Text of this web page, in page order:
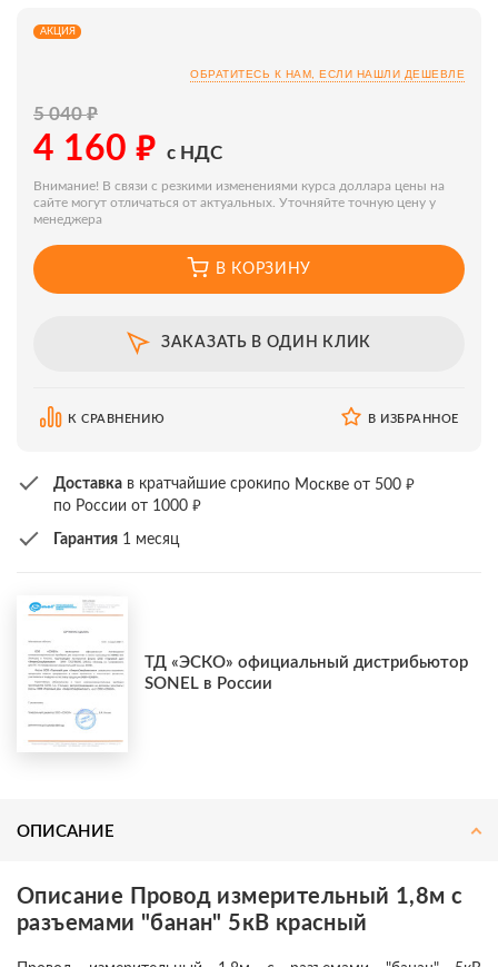
АКЦИЯ
ОБРАТИТЕСЬ К НАМ, ЕСЛИ НАШЛИ ДЕШЕВЛЕ
5 040₽
4 160 ₽ с НДС
Внимание! В связи с резкими изменениями курса доллара цены на
сайте могут отличаться от актуальных. Уточняйте точную цену у
менеджера
В КОРЗИНУ
ЗАКАЗАТЬ В ОДИН КЛИК
К СРАВНЕНИЮ В ИЗБРАННОЕ
Доставка в кратчайшие срокипо Москве от 500 ₽
по России от 1000 ₽
Гарантия 1 месяц
ТД «ЭСКО» официальный дистрибьютор
SONEL в России
ОПИСАНИЕ
Описание Провод измерительный 1,8м с
разъемами "банан" 5кВ красный